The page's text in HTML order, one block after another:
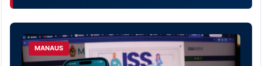
MANAUS